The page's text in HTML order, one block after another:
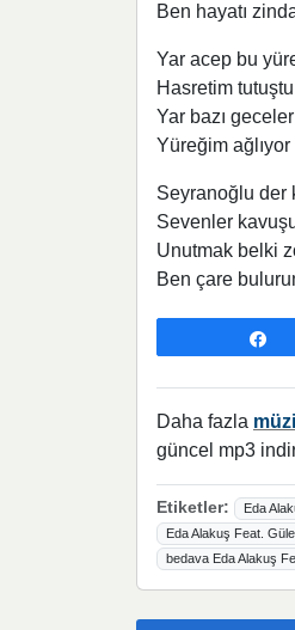
Ben hayatı
Yar acep bu
Hasretim
Yar bazı
Yüreğim
Seyranoğlu der
Sevenler
Unutmak belki
Ben çare
Daha fazla
güncel mp3
Etiketler: Eda
Eda Alakuş Feat.
bedava Eda Alakuş